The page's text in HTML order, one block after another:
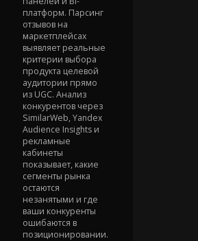
платформ. Парсинг
отзывов на
маркетплейсах
выявляет реальные
критерии выбора
продукта целевой
аудитории прямо
из UGC. Анализ
конкурентов через
SimilarWeb, Yandex
Audience Insights и
рекламные
кабинеты
показывает, какие
сегменты рынка
остаются
незанятыми и где
ваши конкуренты
ошибаются в
позиционировании.